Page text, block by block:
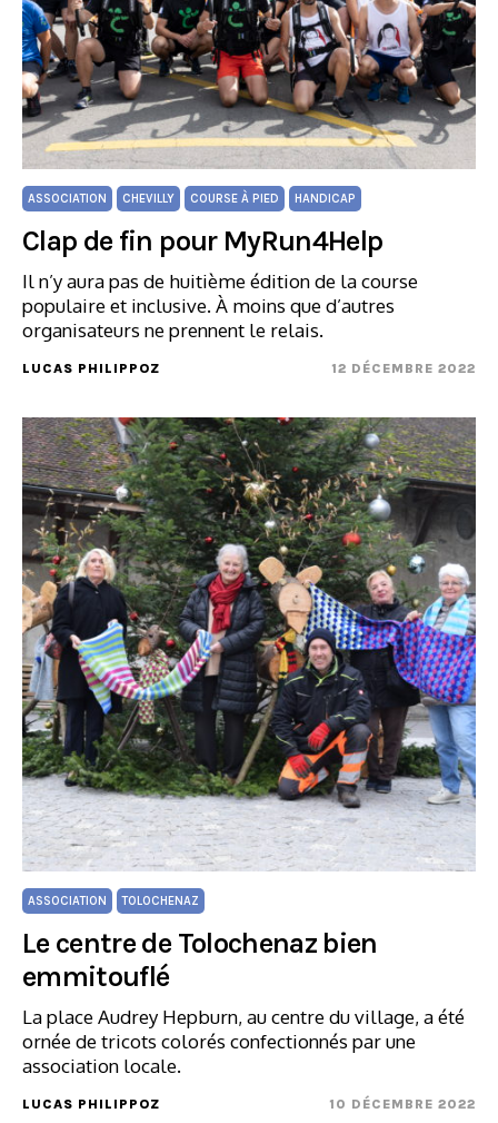
ASSOCIATION CHEVILLY COURSE À PIED HANDICAP
Clap de fin pour MyRun4Help
Il n’y aura pas de huitième édition de la course
populaire et inclusive. À moins que d’autres
organisateurs ne prennent le relais.
LUCAS PHILIPPOZ 12 DÉCEMBRE 2022
ASSOCIATION TOLOCHENAZ
Le centre de Tolochenaz bien
emmitouflé
La place Audrey Hepburn, au centre du village, a été
ornée de tricots colorés confectionnés par une
association locale.
LUCAS PHILIPPOZ 10 DÉCEMBRE 2022